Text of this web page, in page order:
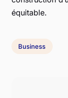
équitable.
Business